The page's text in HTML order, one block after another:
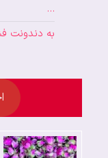
…
به دندونت